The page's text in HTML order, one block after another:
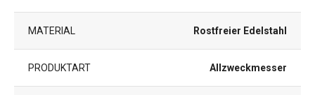
MATERIAL Rostfreier Edelstahl
PRODUKTART Allzweckmesser